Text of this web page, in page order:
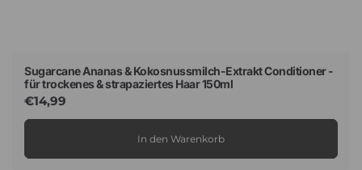
Sugarcane Ananas & Kokosnussmilch-Extrakt Conditioner -
für trockenes & strapaziertes Haar 150ml
Normaler
Preis
€14,99
In den Warenkorb